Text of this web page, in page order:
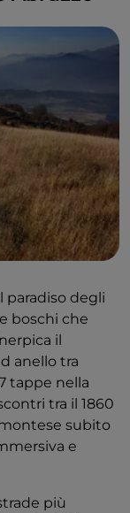
paradiso degli
boschi che
il
anello tra
tappe nella
tra il 1860
subito
e
più